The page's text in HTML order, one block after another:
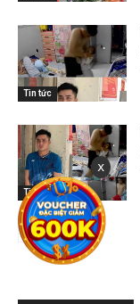
Tin tức
Tin tức
x